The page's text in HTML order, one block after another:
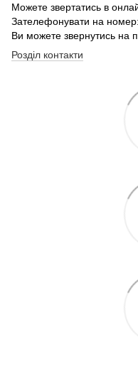
Можете звертатись в
Зателефонувати на
Ви можете звернутись на
Розділ контакти